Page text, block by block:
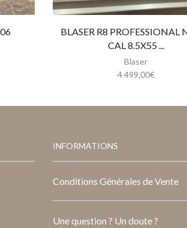
BLASER R8 PROFESSIONAL
CAL 8.5X55 ...
Blaser
4 499,00€
INFORMATIONS
Conditions Générales de Vente
Une question ? Un doute ?